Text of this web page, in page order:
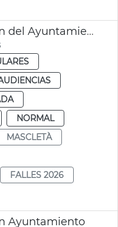
Sorteo mascletà balcón del Ayuntamiento València
NORMAL
MASCLETÀ
FALLES 2026
Ayuntamiento